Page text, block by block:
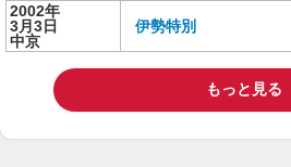
2002年
3月3日
中京
伊勢特別
もっと見る